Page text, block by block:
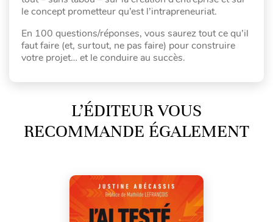
le concept prometteur qu’est l’intrapreneuriat.
En 100 questions/réponses, vous saurez tout ce qu’il
faut faire (et, surtout, ne pas faire) pour construire
votre projet… et le conduire au succès.
L’ÉDITEUR VOUS
RECOMMANDE ÉGALEMENT